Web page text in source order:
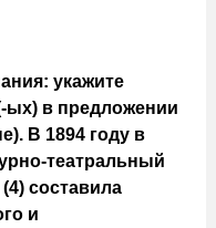
укажите
ых) в предложении
В 1894 году в
театральный
составила
и